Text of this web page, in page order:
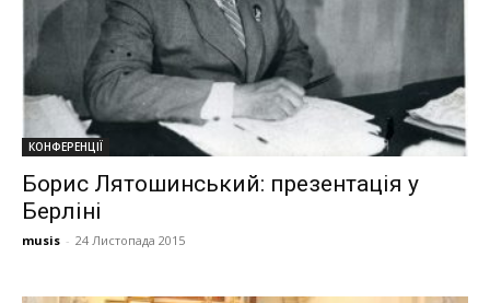
КОНФЕРЕНЦІЇ
Борис Лятошинський: презентація у
Берліні
musis - 24 Листопада 2015